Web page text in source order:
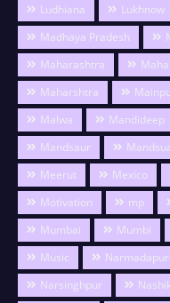
Ludhiana
Lukhnow
Madhaya Pradesh
Maharashtra
Maharshtra
Malwa
Mandideep
Mandsaur
Meerut
Mexico
Motivation
mp
Mumbai
Mumbi
Music
Narsinghpur